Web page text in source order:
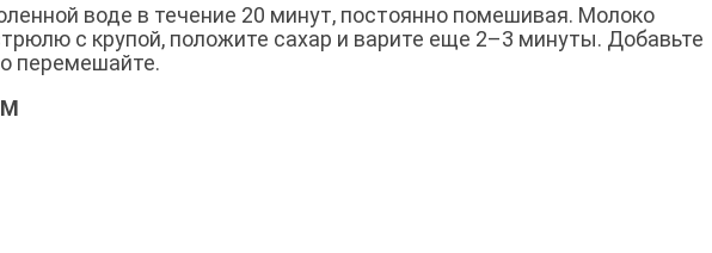
воде в течение 20 минут, постоянно помешивая. Молоко
с крупой, положите сахар и варите еще 2–3 минуты. Добавьте
перемешайте.